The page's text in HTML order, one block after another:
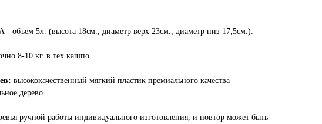
- объем 5л. (высота 18см., диаметр верх 23см., диаметр низ 17,5см.).
8-10 кг. в тех.кашпо.
высококачественный мягкий пластик премиального качества
дерево.
ручной работы индивидуального изготовления, и повтор может быть